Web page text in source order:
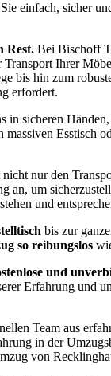
einfach, sicher
Rest. Bei Bischoff
Transport Ihrer
bis hin zum
erfordert.
in sicheren
massiven Esstisch
nur den
an, um
und
bis zur
so reibungslos
und
Erfahrung und
Team aus
in der
von